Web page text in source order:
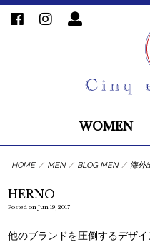
WOMEN
HOME / MEN / BLOG MEN / 海外
HERNO
Posted on Jun 19, 2017
他のブランドを圧倒するデザ